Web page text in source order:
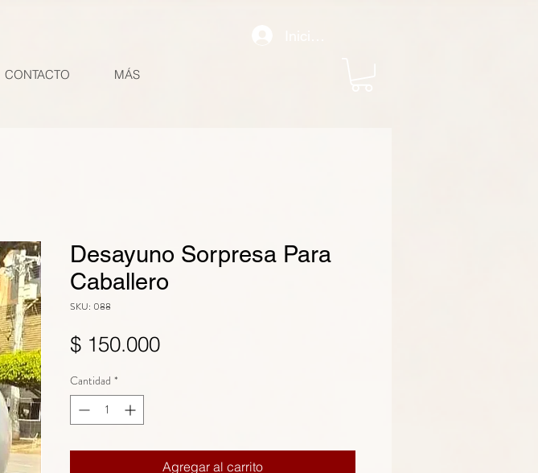
CONTACTO MÁS
Desayuno Sorpresa Para
Caballero
SKU: 088
$ 150.000Precio
Cantidad *
Agregar al carrito